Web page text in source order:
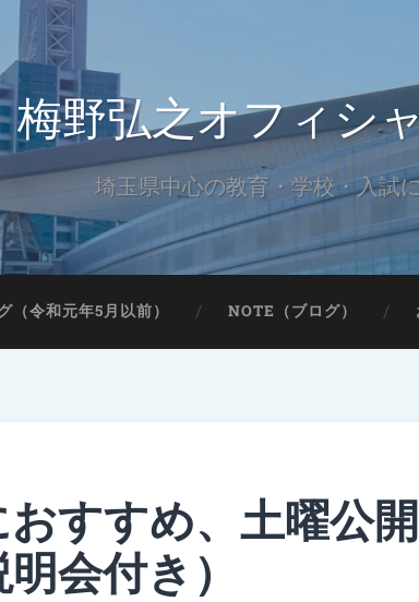
梅野弘之オフィシ
埼玉県中心の教育・学校・入試
（令和元年5月以前） NOTE（ブログ）
すすめ、土曜公開
会付き）